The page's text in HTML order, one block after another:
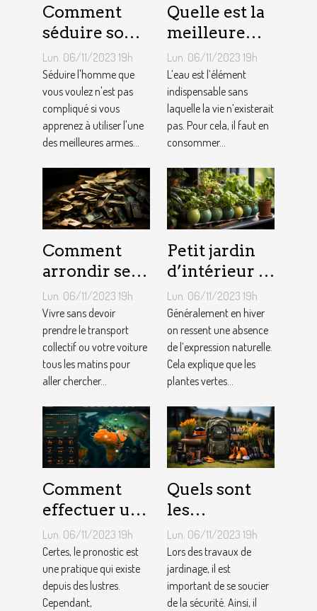
Comment
séduire son
homme ?
Lun. 06/11/2023 19h
Séduire l'homme que
vous voulez n'est pas
compliqué si vous
apprenez à utiliser l'une
des meilleures armes...
Quelle est la
meilleure
quantité
d’eau qu’il
faut au
quotidien ?
Lun. 06/11/2023 19h
L’eau est l’élément
indispensable sans
laquelle la vie n’existerait
pas. Pour cela, il faut en
consommer...
Comment
arrondir ses
fins du mois
avec
l’internet ?
Lun. 06/11/2023 19h
Vivre sans devoir
prendre le transport
collectif ou votre voiture
tous les matins pour
aller chercher...
Petit jardin
d’intérieur :
comment en
créer chez
soi ?
Lun. 06/11/2023 19h
Généralement en hiver
on ressent une absence
de l’expression naturelle.
Cela explique que les
plantes vertes...
Comment
effectuer un
pronostic en
ligne ?
Lun. 06/11/2023 19h
Certes, le pronostic est
une pratique qui existe
depuis des lustres.
Cependant,
Quels sont
les
équipements
pour le
jardinage ?
Lun. 06/11/2023 19h
Lors des travaux de
jardinage, il est
important de se soucier
de la sécurité. Ainsi, il